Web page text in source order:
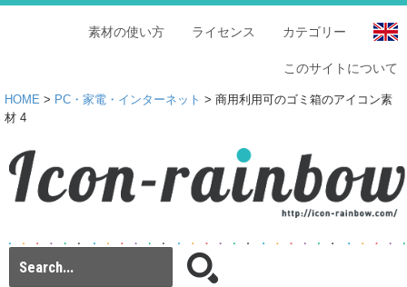
カテゴリー
ライセンス
素材の使い方
このサイトについて
HOME > PC・家電・インターネット > 商用利用可のゴミ箱のアイコン素
材 4